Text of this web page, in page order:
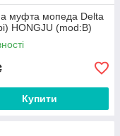
муфта мопеда Delta
HONGJU (mod:B)
Купити